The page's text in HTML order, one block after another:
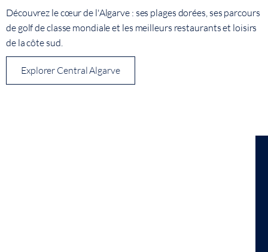
Découvrez le cœur de l'Algarve : ses plages dorées, ses parcours
de golf de classe mondiale et les meilleurs restaurants et loisirs
de la côte sud.
Explorer Central Algarve